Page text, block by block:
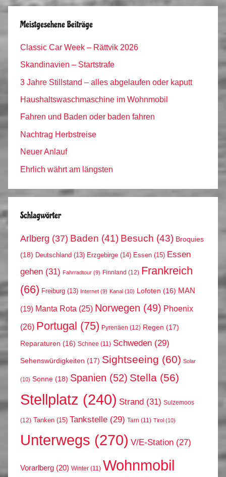
Meistgesehene Beiträge
Classic Car Week – Rättvik 2026
Skandinavien – Startstrafe
3 Jahre Stillstand – alles abgelaufen oder kaputt
Haushaltswaschmaschine im Wohnmobil
Fahren und Baden oder baden fahren
Nachtrag Herbstreise
Neuer Anlauf
Ehrlich währt am längsten
Schlagwörter
Arlberg (37) Baden (41) Besuch (43) Broquies
(18) Deutschland (13) Erzgebirge (14) Essen (15) Essen
gehen (31) Fahrradtour (9) Finnland (12) Frankreich
(66) Freiburg (13) Internet (9) Kanal (10) Lofoten (16) MAN
(19) Manta Rota (25) Norwegen (49) Phoenix
(26) Portugal (75) Pyrenäen (12) Regen (17)
Reparaturen (16) Schnee (11) Schweden (29)
Sehenswürdigkeiten (17) Sightseeing (60) Solar
(10) Sonne (18) Spanien (52) Stella (56)
Stellplatz (240) Strand (31) Sulzemoos
(12) Tanken (15) Tankstelle (29) Tarn (11) Tirol (10)
Unterwegs (270) V/E-Station (27)
Vorarlberg (20) Winter (11) Wohnmobil